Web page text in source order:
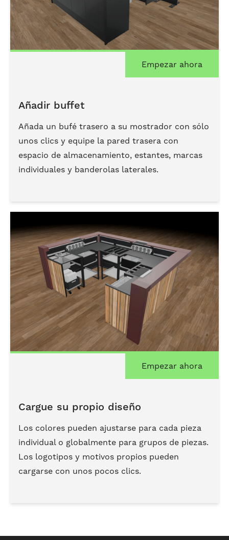
Empezar ahora
Añadir buffet
Añada un bufé trasero a su mostrador con sólo
unos clics y equipe la pared trasera con
espacio de almacenamiento, estantes, marcas
individuales y banderolas laterales.
Empezar ahora
Cargue su propio diseño
Los colores pueden ajustarse para cada pieza
individual o globalmente para grupos de piezas.
Los logotipos y motivos propios pueden
cargarse con unos pocos clics.